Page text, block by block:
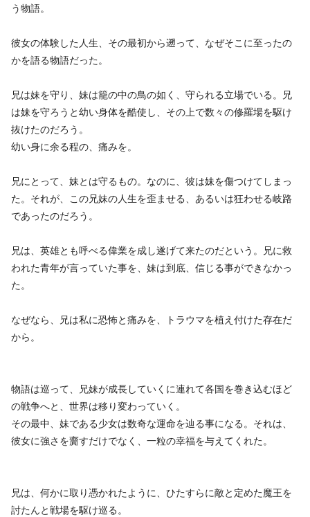
う物語。
彼女の体験した人生、その最初から遡って、なぜそこに至ったの
かを語る物語だった。
兄は妹を守り、妹は籠の中の鳥の如く、守られる立場でいる。兄
は妹を守ろうと幼い身体を酷使し、その上で数々の修羅場を駆け
抜けたのだろう。
幼い身に余る程の、痛みを。
兄にとって、妹とは守るもの。なのに、彼は妹を傷つけてしまっ
た。それが、この兄妹の人生を歪ませる、あるいは狂わせる岐路
であったのだろう。
兄は、英雄とも呼べる偉業を成し遂げて来たのだという。兄に救
われた青年が言っていた事を、妹は到底、信じる事ができなかっ
た。
なぜなら、兄は私に恐怖と痛みを、トラウマを植え付けた存在だ
から。
物語は巡って、兄妹が成長していくに連れて各国を巻き込むほど
の戦争へと、世界は移り変わっていく。
その最中、妹である少女は数奇な運命を辿る事になる。それは、
彼女に強さを齎すだけでなく、一粒の幸福を与えてくれた。
兄は、何かに取り憑かれたように、ひたすらに敵と定めた魔王を
討たんと戦場を駆け巡る。